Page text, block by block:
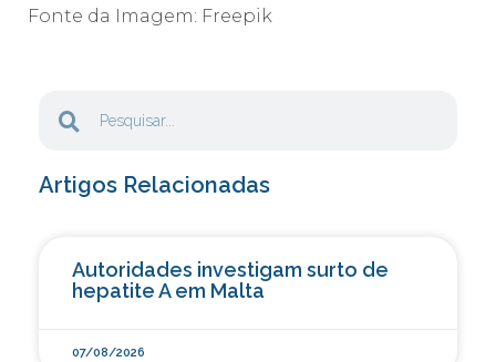
Fonte da Imagem: Freepik
Artigos Relacionadas
Autoridades investigam surto de
hepatite A em Malta
07/08/2026